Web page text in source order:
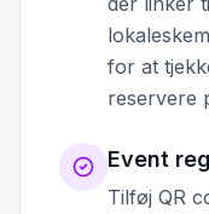
for at
reservere
Event
Tilføj QR